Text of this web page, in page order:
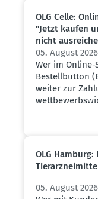
OLG Celle:
"Jetzt kaufen
nicht
05. August 2026
Wer im
Bestellbutton
weiter zur
OLG
05. August 2026